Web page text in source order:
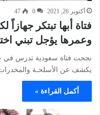
أكتوبر 26, 2021 0
47
فتاة أبها تبتكر
وعمرها يؤجل تبني
نجحت فتاة سعودية تدرس في
يكشف عن الأسلحـة
أكمل القراءة »